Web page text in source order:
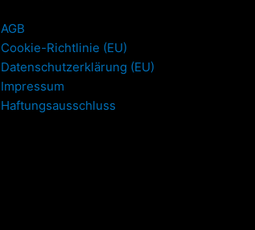
AGB
Cookie-Richtlinie (EU)
Datenschutzerklärung (EU)
Impressum
Haftungsausschluss